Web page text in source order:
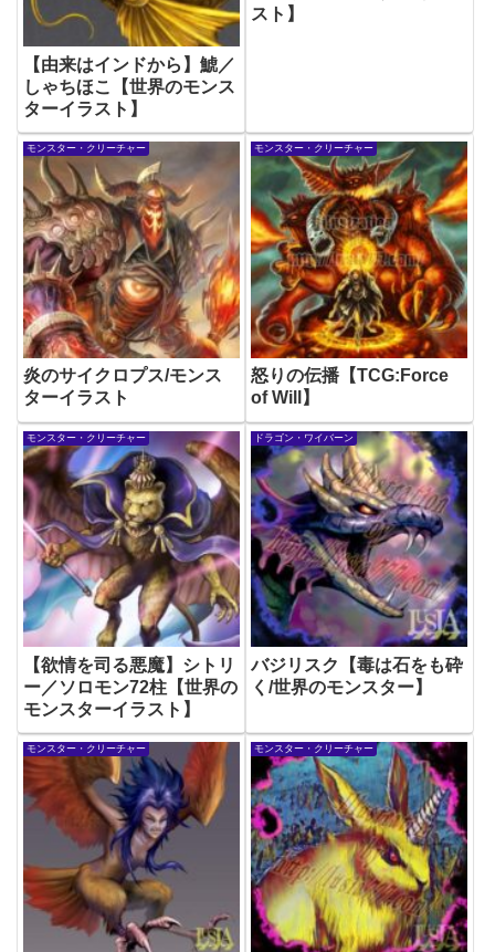
【由来はインドから】鯱／
しゃちほこ【世界のモンス
ターイラスト】
スト】
モンスター・クリーチャー
炎のサイクロプス/モンス
ターイラスト
モンスター・クリーチャー
怒りの伝播【TCG:Force
of Will】
モンスター・クリーチャー
【欲情を司る悪魔】シトリ
ー／ソロモン72柱【世界の
モンスターイラスト】
ドラゴン・ワイバーン
バジリスク【毒は石をも砕
く/世界のモンスター】
モンスター・クリーチャー モンスター・クリーチャー